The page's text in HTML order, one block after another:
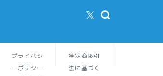
プライバシ
ーポリシー
特定商取引
法に基づく